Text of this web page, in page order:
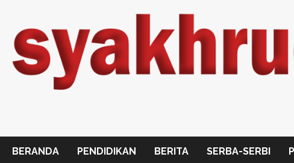
content
BERANDA PENDIDIKAN BERITA SERBA-SERBI